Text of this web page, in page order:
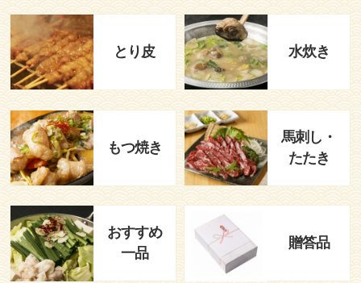
とり皮 水炊き
もつ焼き
馬刺し・
たたき
おすすめ
一品
贈答品